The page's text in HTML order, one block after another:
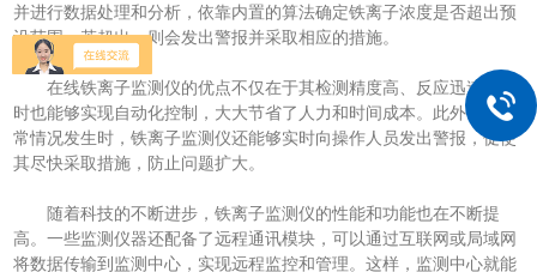
并进行数据处理和分析，依靠内置的算法确定铁离子浓度是否超出预
设范围，若超出，则会发出警报并采取相应的措施。
在线铁离子监测仪的优点不仅在于其检测精度高、反应迅速，同
时也能够实现自动化控制，大大节省了人力和时间成本。此外，当异
常情况发生时，铁离子监测仪还能够实时向操作人员发出警报，促使
其尽快采取措施，防止问题扩大。
随着科技的不断进步，铁离子监测仪的性能和功能也在不断提
高。一些监测仪器还配备了远程通讯模块，可以通过互联网或局域网
将数据传输到监测中心，实现远程监控和管理。这样，监测中心就能